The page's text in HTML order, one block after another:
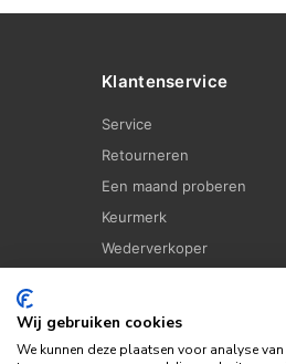
Klantenservice
Service
Retourneren
Een maand proberen
Keurmerk
Wederverkoper
Wij gebruiken cookies
We kunnen deze plaatsen voor analyse